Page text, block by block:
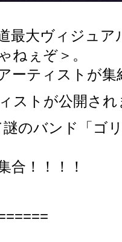
最大ヴィジュア
ねぇぞ＞。
ーティストが集
ストが公開さ
のバンド「ゴ
合！！！！